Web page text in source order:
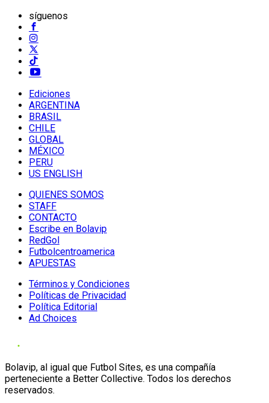
síguenos
Ediciones
ARGENTINA
BRASIL
CHILE
GLOBAL
MÉXICO
PERU
US ENGLISH
QUIENES SOMOS
STAFF
CONTACTO
Escribe en Bolavip
RedGol
Futbolcentroamerica
APUESTAS
Términos y Condiciones
Políticas de Privacidad
Política Editorial
Ad Choices
Bolavip, al igual que Futbol Sites, es una compañía
perteneciente a Better Collective. Todos los derechos
reservados.